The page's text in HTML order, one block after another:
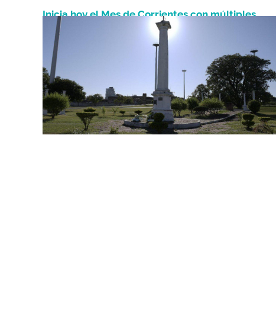
Inicia hoy el Mes de Corrientes con múltiples
actividades
Abril 3, 2021